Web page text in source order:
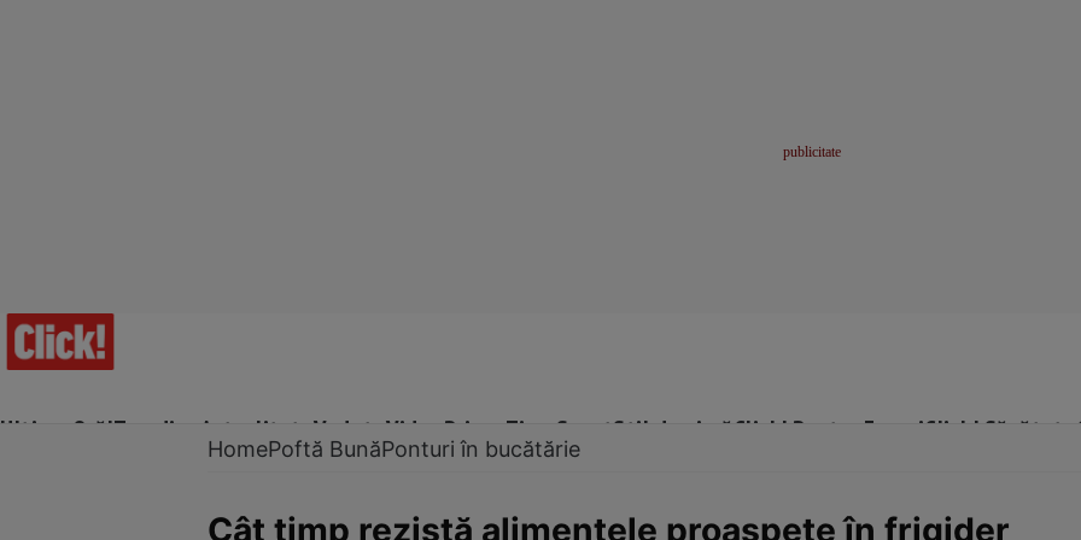
Ultima Oră!Trending Actualitate Vedete Video Prime Time SportStil de viațăClick! Pentru FemeiClick! Sănătate
HomePoftă BunăPonturi în bucătărie
Cât timp rezistă alimentele proaspete în frigider